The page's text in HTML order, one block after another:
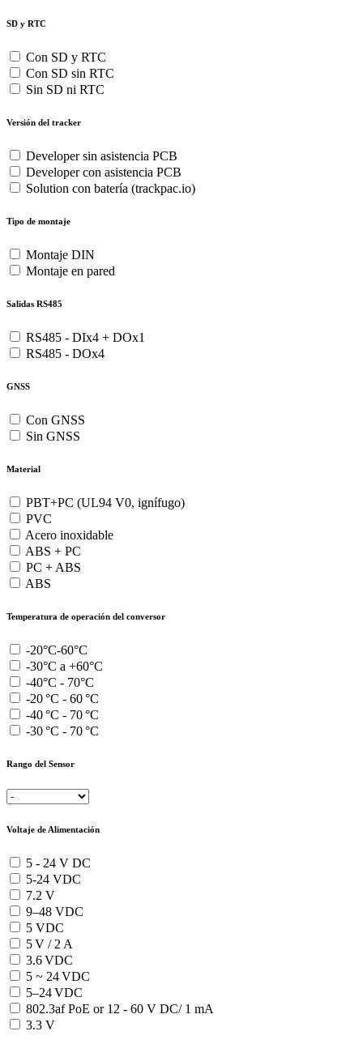
SD y RTC
Con SD y RTC
Con SD sin RTC
Sin SD ni RTC
Versión del tracker
Developer sin asistencia PCB
Developer con asistencia PCB
Solution con batería (trackpac.io)
Tipo de montaje
Montaje DIN
Montaje en pared
Salidas RS485
RS485 - DIx4 + DOx1
RS485 - DOx4
GNSS
Con GNSS
Sin GNSS
Material
PBT+PC (UL94 V0, ignífugo)
PVC
Acero inoxidable
ABS + PC
PC + ABS
ABS
Temperatura de operación del conversor
-20°C-60°C
-30°C a +60°C
-40°C - 70°C
-20 °C - 60 °C
-40 °C - 70 °C
-30 °C - 70 °C
Rango del Sensor
Voltaje de Alimentación
5 - 24 V DC
5-24 VDC
7.2 V
9–48 VDC
5 VDC
5 V / 2 A
3.6 VDC
5 ~ 24 VDC
5–24 VDC
802.3af PoE or 12 - 60 V DC/ 1 mA
3.3 V